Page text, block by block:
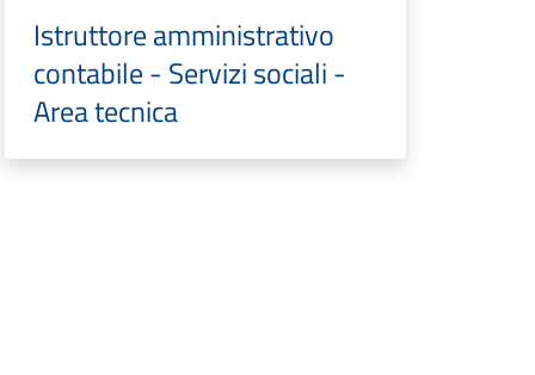
Istruttore amministrativo
contabile - Servizi sociali -
Area tecnica